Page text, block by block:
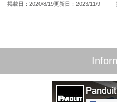
掲載日：2020/8/19更新日：2023/11/9